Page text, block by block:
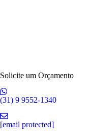
Solicite um Orçamento
(31) 9 9552-1340
[email protected]